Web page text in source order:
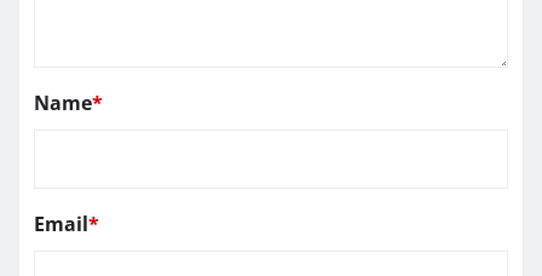
Name*
Email*